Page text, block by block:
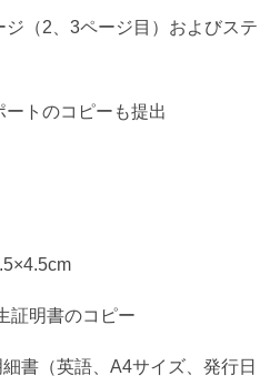
（2、3ページ目）およびステ
トのコピーも提出
証明書のコピー
書（英語、A4サイズ、発行日